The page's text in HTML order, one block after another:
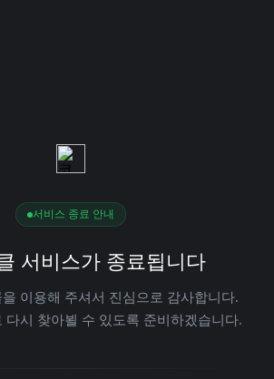
서비스 종료 안내
서비스가 종료됩니다
이용해 주셔서 진심으로 감사합니다.
다시 찾아뵐 수 있도록 준비하겠습니다.